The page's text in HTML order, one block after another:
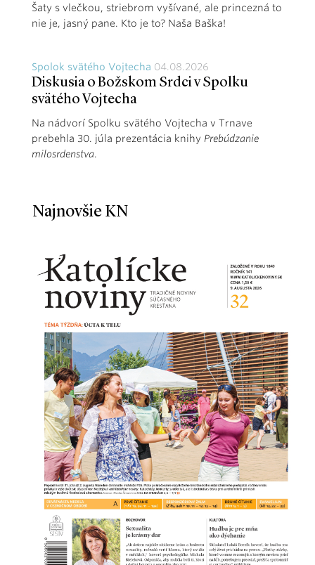
Šaty s vlečkou, striebrom vyšívané, ale princezná to
nie je, jasný pane. Kto je to? Naša Baška!
Spolok svätého Vojtecha 04.08.2026
Diskusia o Božskom Srdci v Spolku
svätého Vojtecha
Na nádvorí Spolku svätého Vojtecha v Trnave
prebehla 30. júla prezentácia knihy Prebúdzanie
milosrdenstva.
Najnovšie KN